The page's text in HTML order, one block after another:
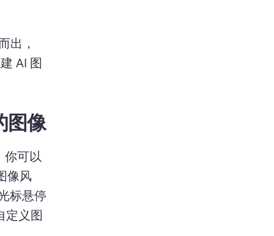
出，
AI 图
图像
tab)
你可以
像风
标悬停
定义图